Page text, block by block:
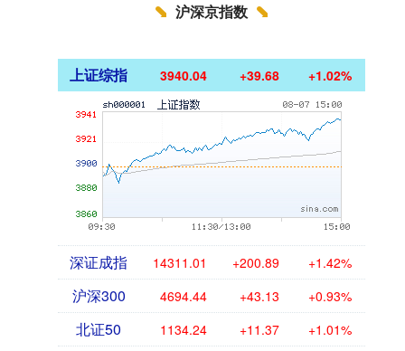
沪深京指数
上证综指 3940.04 +39.68 +1.02%
深证成指 14311.01 +200.89 +1.42%
沪深300 4694.44 +43.13 +0.93%
北证50 1134.24 +11.37 +1.01%